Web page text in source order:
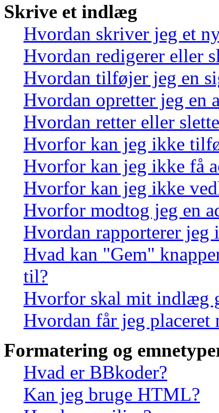
Skrive et indlæg
Hvordan skriver jeg et
Hvordan redigerer eller
Hvordan tilføjer jeg en
Hvordan opretter jeg en
Hvordan retter eller
Hvorfor kan jeg ikke
Hvorfor kan jeg ikke få
Hvorfor kan jeg ikke
Hvorfor modtog jeg en
Hvordan rapporterer
Hvad kan "Gem"
til?
Hvorfor skal mit indlæg
Hvordan får jeg placeret
Formatering og
Hvad er BBkoder?
Kan jeg bruge HTML?